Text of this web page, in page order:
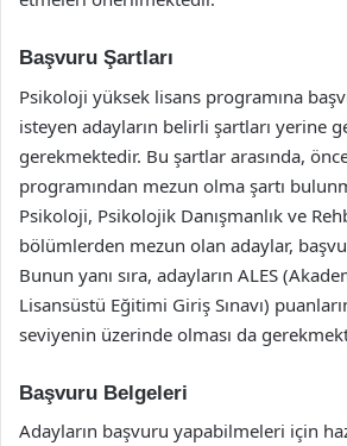
Başvuru Şartları
Psikoloji yüksek lisans programına
isteyen adayların belirli şartları yerine
gerekmektedir. Bu şartlar arasında,
programından mezun olma şartı
Psikoloji, Psikolojik Danışmanlık ve
bölümlerden mezun olan adaylar,
Bunun yanı sıra, adayların ALES
Lisansüstü Eğitimi Giriş Sınavı)
seviyenin üzerinde olması da
Başvuru Belgeleri
Adayların başvuru yapabilmeleri için